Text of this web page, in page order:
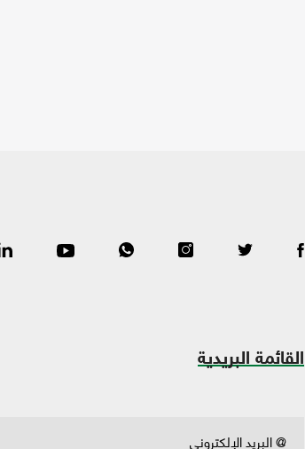
القائمة البريدية